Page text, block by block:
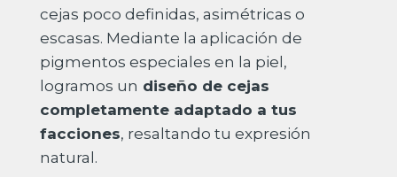
cejas poco definidas, asimétricas o
escasas. Mediante la aplicación de
pigmentos especiales en la piel,
logramos un diseño de cejas
completamente adaptado a tus
facciones, resaltando tu expresión
natural.